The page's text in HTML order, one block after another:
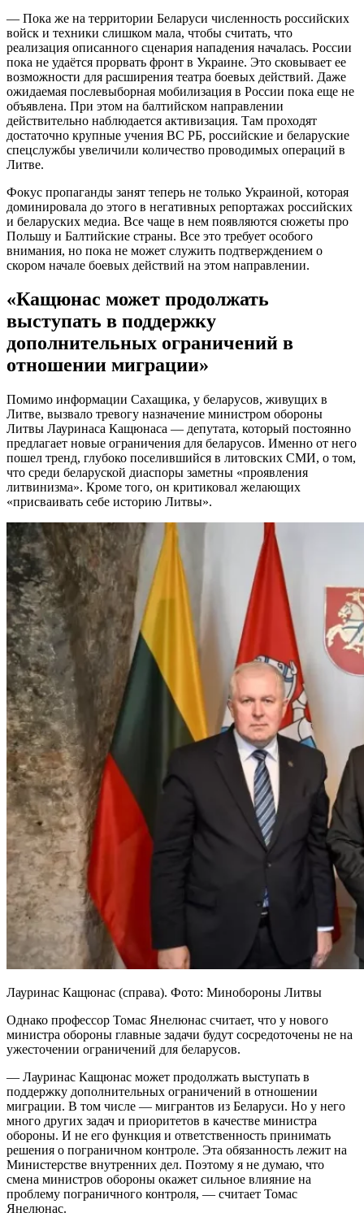
— Пока же на территории Беларуси численность российских
войск и техники слишком мала, чтобы считать, что
реализация описанного сценария нападения началась. России
пока не удаётся прорвать фронт в Украине. Это сковывает ее
возможности для расширения театра боевых действий. Даже
ожидаемая послевыборная мобилизация в России пока еще не
объявлена. При этом на балтийском направлении
действительно наблюдается активизация. Там проходят
достаточно крупные учения ВС РБ, российские и беларуские
спецслужбы увеличили количество проводимых операций в
Литве.
Фокус пропаганды занят теперь не только Украиной, которая
доминировала до этого в негативных репортажах российских
и беларуских медиа. Все чаще в нем появляются сюжеты про
Польшу и Балтийские страны. Все это требует особого
внимания, но пока не может служить подтверждением о
скором начале боевых действий на этом направлении.
«Кащюнас может продолжать
выступать в поддержку
дополнительных ограничений в
отношении миграции»
Помимо информации Сахащика, у беларусов, живущих в
Литве, вызвало тревогу назначение министром обороны
Литвы Лауринаса Кащюнаса — депутата, который постоянно
предлагает новые ограничения для беларусов. Именно от него
пошел тренд, глубоко поселившийся в литовских СМИ, о том,
что среди беларуской диаспоры заметны «проявления
литвинизма». Кроме того, он критиковал желающих
«присваивать себе историю Литвы».
Лауринас Кащюнас (справа). Фото: Минобороны Литвы
Однако профессор Томас Янелюнас считает, что у нового
министра обороны главные задачи будут сосредоточены не на
ужесточении ограничений для беларусов.
— Лауринас Кащюнас может продолжать выступать в
поддержку дополнительных ограничений в отношении
миграции. В том числе — мигрантов из Беларуси. Но у него
много других задач и приоритетов в качестве министра
обороны. И не его функция и ответственность принимать
решения о пограничном контроле. Эта обязанность лежит на
Министерстве внутренних дел. Поэтому я не думаю, что
смена министров обороны окажет сильное влияние на
проблему пограничного контроля, — считает Томас
Янелюнас.